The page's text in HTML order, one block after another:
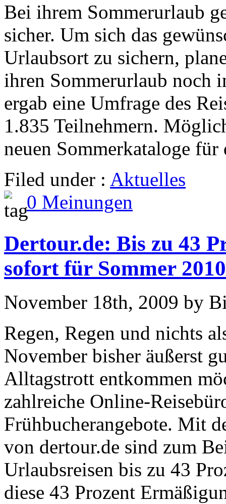
Bei ihrem Sommerurlaub
sicher. Um sich das
Urlaubsort zu sichern,
ihren Sommerurlaub noch
ergab eine Umfrage des
1.835 Teilnehmern.
neuen Sommerkataloge
Filed under : Aktuelles
0 Meinungen
Dertour.de: Bis zu 43
sofort für Sommer
November 18th, 2009 by
Regen, Regen und nichts
November bisher äußerst
Alltagstrott entkommen
zahlreiche Online-
Frühbucherangebote. Mit
von dertour.de sind zum
Urlaubsreisen bis zu 43
diese 43 Prozent